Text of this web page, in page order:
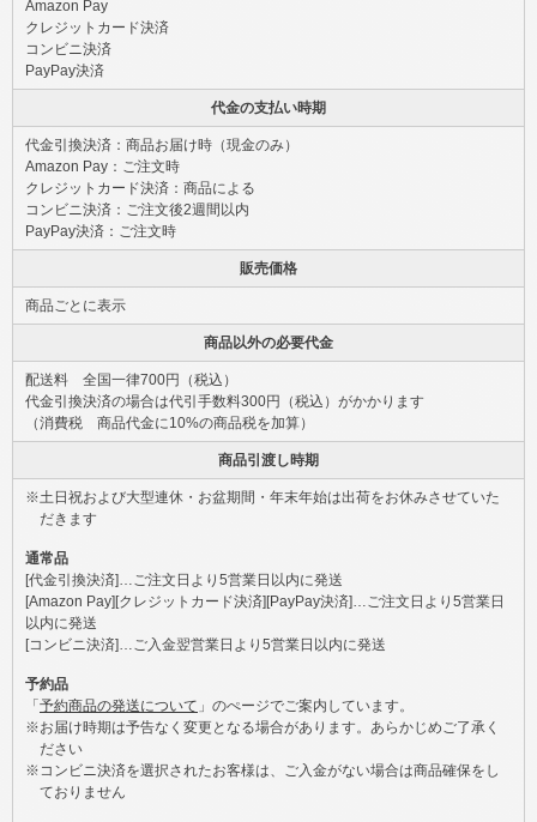
Amazon Pay
クレジットカード決済
コンビニ決済
PayPay決済
代金の支払い時期
代金引換決済：商品お届け時（現金のみ）
Amazon Pay：ご注文時
クレジットカード決済：商品による
コンビニ決済：ご注文後2週間以内
PayPay決済：ご注文時
販売価格
商品ごとに表示
商品以外の必要代金
配送料 全国一律700円（税込）
代金引換決済の場合は代引手数料300円（税込）がかかります
（消費税 商品代金に10%の商品税を加算）
商品引渡し時期
※土日祝および大型連休・お盆期間・年末年始は出荷をお休みさせていた
だきます
通常品
[代金引換決済]…ご注文日より5営業日以内に発送
[Amazon Pay][クレジットカード決済][PayPay決済]…ご注文日より5営業日
以内に発送
[コンビニ決済]…ご入金翌営業日より5営業日以内に発送
予約品
「 予約商品の発送について 」のぺージでご案内しています。
※お届け時期は予告なく変更となる場合があります。あらかじめご了承く
ださい
※コンビニ決済を選択されたお客様は、ご入金がない場合は商品確保をし
ておりません